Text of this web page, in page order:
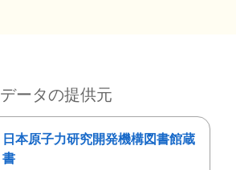
データの提供元
日本原子力研究開発機構図書館蔵
書